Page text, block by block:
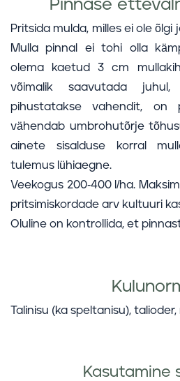
Pinnase
Pritsida mulda, milles ei ole
Mulla pinnal ei tohi olla
olema kaetud 3 cm
võimalik saavutada
pihustatakse vahendit, on
vähendab umbrohutõrje
ainete sisalduse korral
tulemus lühiaegne.
Veekogus 200-400 l/ha.
pritsimiskordade arv kultuuri
Oluline on kontrollida, et
Talinisu (ka speltanisu),
Kasutamine